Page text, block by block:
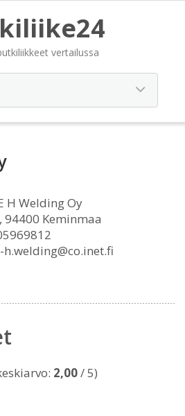
vertailussa
H Welding Oy
94400 Keminmaa
h.welding@co.inet.fi
2,00/ 5)